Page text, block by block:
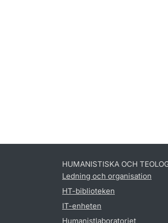
HUMANISTISKA OCH
Ledning och organisation
HT-biblioteken
IT-enheten
Humanistlaboratoriet